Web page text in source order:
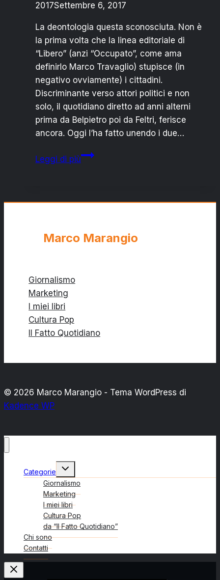
2017Settembre 6, 2017
La deontologia questa sconosciuta. Non è
la prima volta che la linea editoriale di
“Libero” (anzi “Occupato”, come ama
definirlo Marco Travaglio) stupisce (in
negativo ovviamente) i cittadini.
Discriminante verso attori politici e non
solo, il quotidiano diretto ad anni alterni
prima da Belpietro poi da Feltri, ferisce
ancora. Oggi l’ha fatto unendo i due…
Leggi di piùLibero
del
giornalismo
Marco Marangio
Giornalismo
Marketing
I miei libri
Cultura Pop
Il Fatto Quotidiano
© 2026 Marco Marangio - Tema WordPress di
Kadence WP
Categorie
Alterna
figlio
Giornalismo
Marketing
I miei libri
Cultura Pop
da “Il Fatto Quotidiano”
Chi sono
Contatti